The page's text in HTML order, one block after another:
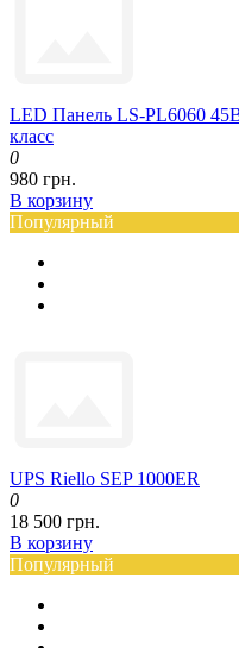
LED Панель LS-PL6060
класс
0
980 грн.
В корзину
Популярный
UPS Riello SEP 1000ER
0
18 500 грн.
В корзину
Популярный